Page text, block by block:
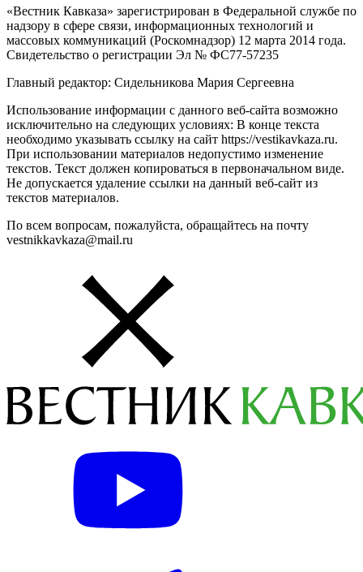
«Вестник Кавказа» зарегистрирован в Федеральной службе по
надзору в сфере связи, информационных технологий и
массовых коммуникаций (Роскомнадзор) 12 марта 2014 года.
Свидетельство о регистрации Эл № ФС77-57235
Главный редактор: Сидельникова Мария Сергеевна
Использование информации с данного веб-сайта возможно
исключительно на следующих условиях: В конце текста
необходимо указывать ссылку на сайт https://vestikavkaza.ru.
При использовании материалов недопустимо изменение
текстов. Текст должен копироваться в первоначальном виде.
Не допускается удаление ссылки на данный веб-сайт из
текстов материалов.
По всем вопросам, пожалуйста, обращайтесь на почту
vestnikkavkaza@mail.ru